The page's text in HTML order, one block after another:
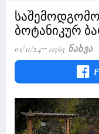
ბოტანიკურ
01/11/24 11565 Ნახვა